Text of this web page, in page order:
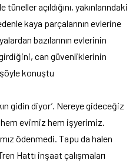
açıldığını, yakınlarındaki
kaya parçalarının evlerine
bazılarının evlerinin
girdiğini, can güvenliklerinin
konuştu
gidin diyor’. Nereye gideceğiz
evimiz hem işyerimiz.
ödenmedi. Tapu da halen
Hattı inşaat çalışmaları